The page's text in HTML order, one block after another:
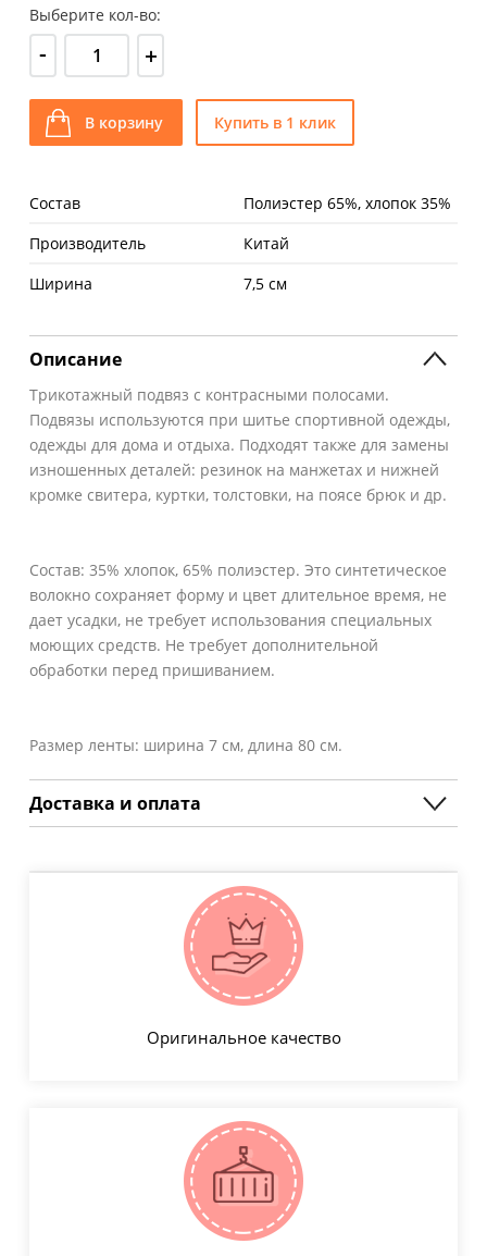
Выберите кол-во:
- +
В корзину Купить в 1 клик
Состав
Полиэстер 65%, хлопок 35%
Производитель
Китай
Ширина
7,5 см
Описание
Трикотажный подвяз с контрасными полосами.
Подвязы используются при шитье спортивной одежды,
одежды для дома и отдыха. Подходят также для замены
изношенных деталей: резинок на манжетах и нижней
кромке свитера, куртки, толстовки, на поясе брюк и др.
Состав: 35% хлопок, 65% полиэстер. Это синтетическое
волокно сохраняет форму и цвет длительное время, не
дает усадки, не требует использования специальных
моющих средств. Не требует дополнительной
обработки перед пришиванием.
Размер ленты: ширина 7 см, длина 80 см.
Доставка и оплата
Оригинальное качество